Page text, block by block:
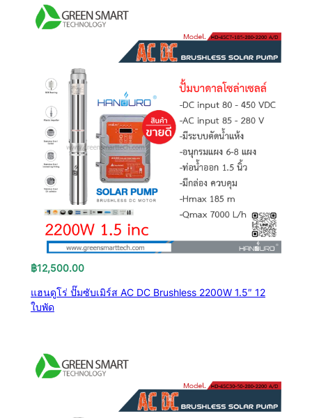
฿12,500.00
แฮนดูโร่ ปั๊มซับเมิร์ส AC DC Brushless 2200W 1.5″ 12
ใบพัด